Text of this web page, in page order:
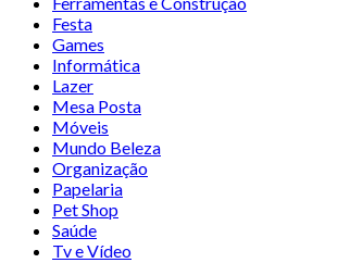
Festa
Games
Informática
Lazer
Mesa Posta
Móveis
Mundo Beleza
Organização
Papelaria
Pet Shop
Saúde
Tv e Vídeo